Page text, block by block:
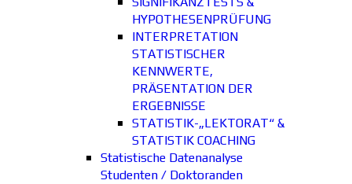
HYPOTHESENPRÜFUNG
INTERPRETATION
STATISTISCHER
KENNWERTE,
PRÄSENTATION DER
ERGEBNISSE
STATISTIK-„LEKTORAT“ &
STATISTIK COACHING
Statistische Datenanalyse
Studenten / Doktoranden